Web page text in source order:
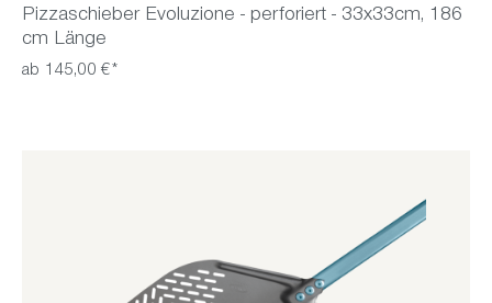
Pizzaschieber Evoluzione - perforiert - 33x33cm, 186
cm Länge
ab 145,00 €*